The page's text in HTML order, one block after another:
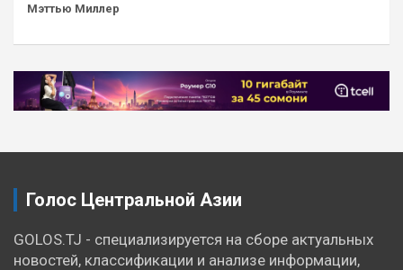
Мэттью Миллер
Навигация
по
Голос Центральной Азии
GOLOS.TJ - специализируется на сборе актуальных
новостей, классификации и анализе информации,